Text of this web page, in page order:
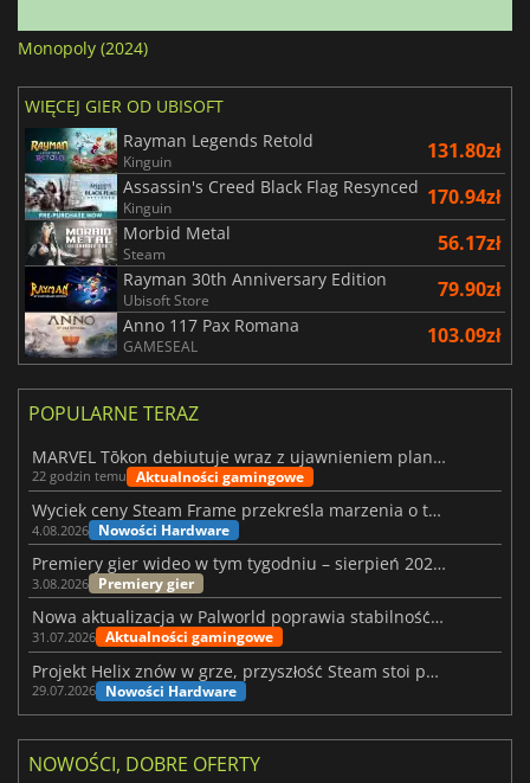
Monopoly (2024)
WIĘCEJ GIER OD UBISOFT
Rayman Legends Retold
Kinguin 131.80zł
Assassin's Creed Black Flag Resynced
Kinguin 170.94zł
Morbid Metal
Steam 56.17zł
Rayman 30th Anniversary Edition
Ubisoft Store 79.90zł
Anno 117 Pax Romana
GAMESEAL 103.09zł
POPULARNE TERAZ
MARVEL Tōkon debiutuje wraz z ujawnieniem planu rozwoju na pierwszy rok
22 godzin temu Aktualności gamingowe
Wyciek ceny Steam Frame przekreśla marzenia o tanim zestawie VR
4.08.2026 Nowości Hardware
Premiery gier wideo w tym tygodniu – sierpień 2026 r. (32. tydzień)
3.08.2026 Premiery gier
Nowa aktualizacja w Palworld poprawia stabilność Sunreach i walk z bossami
31.07.2026 Aktualności gamingowe
Projekt Helix znów w grze, przyszłość Steam stoi pod znakiem zapytania
29.07.2026 Nowości Hardware
NOWOŚCI, DOBRE OFERTY